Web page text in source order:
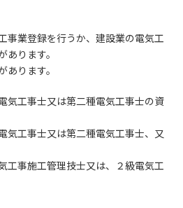
事業登録を行うか、建設業の電気工
あります。
あります。
気工事士又は第二種電気工事士の資
工事士又は第二種電気工事士、又
理技士又は、２級電気工